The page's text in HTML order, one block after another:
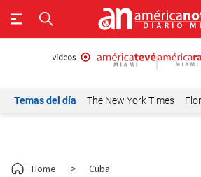
Temas del día The New York Times
Home > Cuba